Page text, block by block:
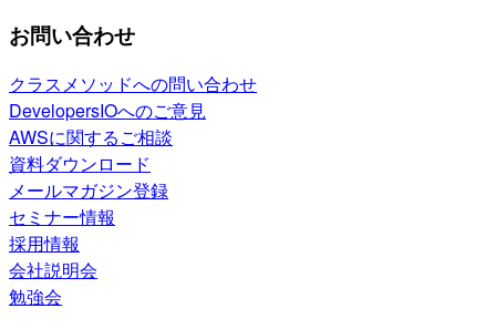
お問い合わせ
クラスメソッドへの問い合わせ
DevelopersIOへのご意見
AWSに関するご相談
資料ダウンロード
メールマガジン登録
セミナー情報
採用情報
会社説明会
勉強会